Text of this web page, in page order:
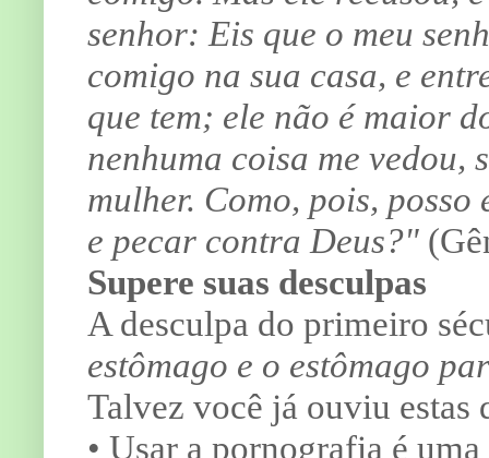
senhor: Eis que o meu
comigo na sua casa, e
que tem; ele não é maior
nenhuma coisa me vedou,
mulher. Como, pois,
e pecar contra Deus?"
Supere suas desculpas
A desculpa do primeiro
estômago e o estômago
Talvez você já ouviu estas
• Usar a pornografia é